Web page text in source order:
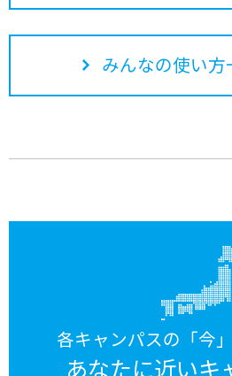
みんなの使い方
各キャンパスの「今
あなたに近いキ